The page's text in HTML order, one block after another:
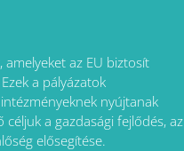
az EU biztosít
a pályázatok
nyújtanak
a gazdasági fejlődés, az
elősegítése.